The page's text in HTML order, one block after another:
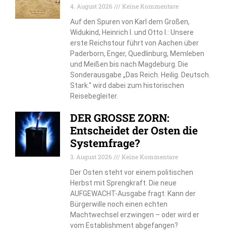
4. August 2026
Keine Kommentare
Auf den Spuren von Karl dem Großen,
Widukind, Heinrich I. und Otto I.: Unsere
erste Reichstour führt von Aachen über
Paderborn, Enger, Quedlinburg, Memleben
und Meißen bis nach Magdeburg. Die
Sonderausgabe „Das Reich. Heilig. Deutsch.
Stark.“ wird dabei zum historischen
Reisebegleiter.
DER GROSSE ZORN:
Entscheidet der Osten die
Systemfrage?
3. August 2026
Keine Kommentare
Der Osten steht vor einem politischen
Herbst mit Sprengkraft. Die neue
AUFGEWACHT-Ausgabe fragt: Kann der
Bürgerwille noch einen echten
Machtwechsel erzwingen – oder wird er
vom Establishment abgefangen?